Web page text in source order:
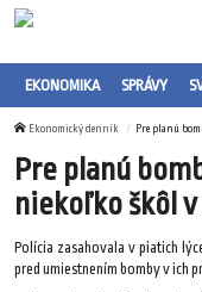
EKONOMIKA SPRÁVY
Ekonomický denník Pre planú
Pre planú
niekoľko škôl
Polícia zasahovala v piatich
pred umiestnením bomby v ich